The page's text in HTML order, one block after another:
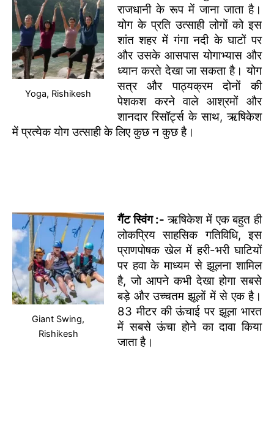
Yoga, Rishikesh
राजधानी के रूप में जाना जाता है।
योग के प्रति उत्साही लोगों को इस
शांत शहर में गंगा नदी के घाटों पर
और उसके आसपास योगाभ्यास और
ध्यान करते देखा जा सकता है। योग
सत्र और पाठ्यक्रम दोनों की
पेशकश करने वाले आश्रमों और
शानदार रिसॉर्ट्स के साथ, ऋषिकेश
में प्रत्येक योग उत्साही के लिए कुछ न कुछ है।
Giant Swing,
Rishikesh
गैंट स्विंग :-ऋषिकेश में एक बहुत ही
लोकप्रिय साहसिक गतिविधि, इस
प्राणपोषक खेल में हरी-भरी घाटियों
पर हवा के माध्यम से झूलना शामिल
है, जो आपने कभी देखा होगा सबसे
बड़े और उच्चतम झूलों में से एक है।
83 मीटर की ऊंचाई पर झूला भारत
में सबसे ऊंचा होने का दावा किया
जाता है।